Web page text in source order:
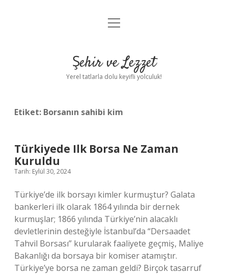
Anasayfa
Yasal Uyarı
menüyü
Şehir ve Lezzet
Yerel tatlarla dolu keyifli yolculuk!
Etiket: Borsanın sahibi kim
Türkiyede Ilk Borsa Ne Zaman
Kuruldu
Tarih: Eylül 30, 2024
Türkiye’de ilk borsayı kimler kurmuştur? Galata
bankerleri ilk olarak 1864 yılında bir dernek
kurmuşlar; 1866 yılında Türkiye’nin alacaklı
devletlerinin desteğiyle İstanbul’da “Dersaadet
Tahvil Borsası” kurularak faaliyete geçmiş, Maliye
Bakanlığı da borsaya bir komiser atamıştır.
Türkiye’ye borsa ne zaman geldi? Birçok tasarruf